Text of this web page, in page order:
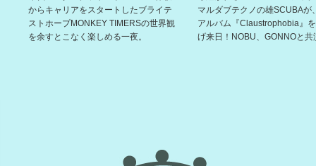
からキャリアをスタートしたブライテ
ストホープMONKEY TIMERSの世界観
を余すとこなく楽しめる一夜。
マルダブテクノの雄SCUBAが
アルバム『Claustrophobia』
げ来日！NOBU、GONNOと共